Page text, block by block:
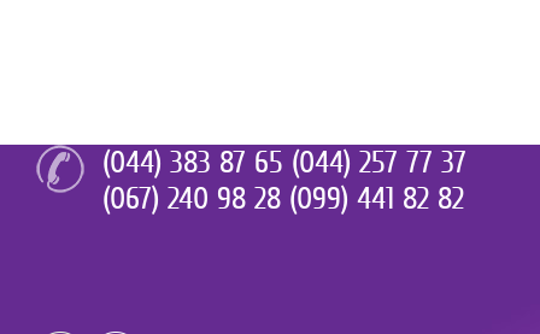
(044) 383 87 65 (044) 257 77 37
(067) 240 98 28 (099) 441 82 82